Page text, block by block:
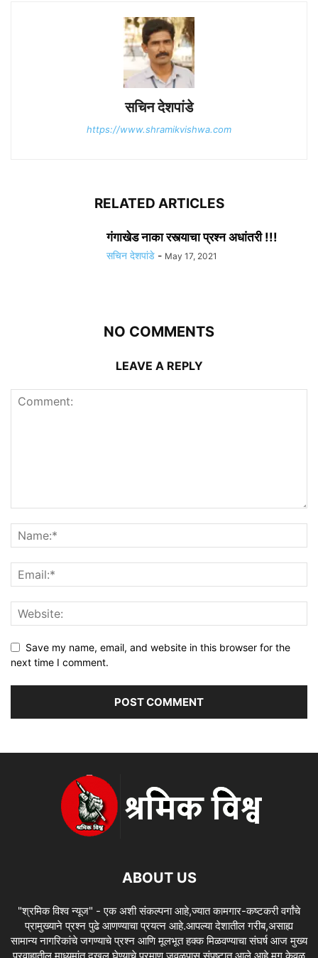
सचिन देशपांडे
https://www.shramikvishwa.com
RELATED ARTICLES
गंगाखेड नाका रस्त्याचा प्रश्न अधांतरी !!!
सचिन देशपांडे - May 17, 2021
NO COMMENTS
LEAVE A REPLY
Save my name, email, and website in this browser for the
next time I comment.
ABOUT US
"श्रमिक विश्व न्यूज" - एक अशी संकल्पना आहे,ज्यात कामगार-कष्टकरी वर्गांचे
प्रामुख्याने प्रश्न पुढे आणण्याचा प्रयत्न आहे.आपल्या देशातील गरीब,असाह्य
सामान्य नागरिकांचे जगण्याचे प्रश्न आणि मूलभूत हक्क मिळवण्याचा संघर्ष आज मुख्य